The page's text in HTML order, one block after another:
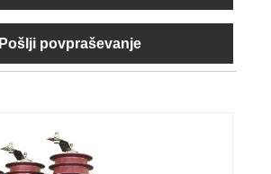
Pošlji povpraševanje